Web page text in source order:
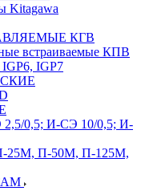
Kitagawa
КГВ
встраиваемые КПВ
IGP7
0,5; И-СЭ 10/0,5; И-
25М, П-50М, П-125М,